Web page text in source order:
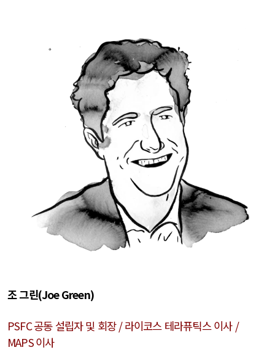
조 그린(Joe Green)
PSFC공동 설립자 및 회장/라이코스 테라퓨틱스 이사 /
MAPS이사